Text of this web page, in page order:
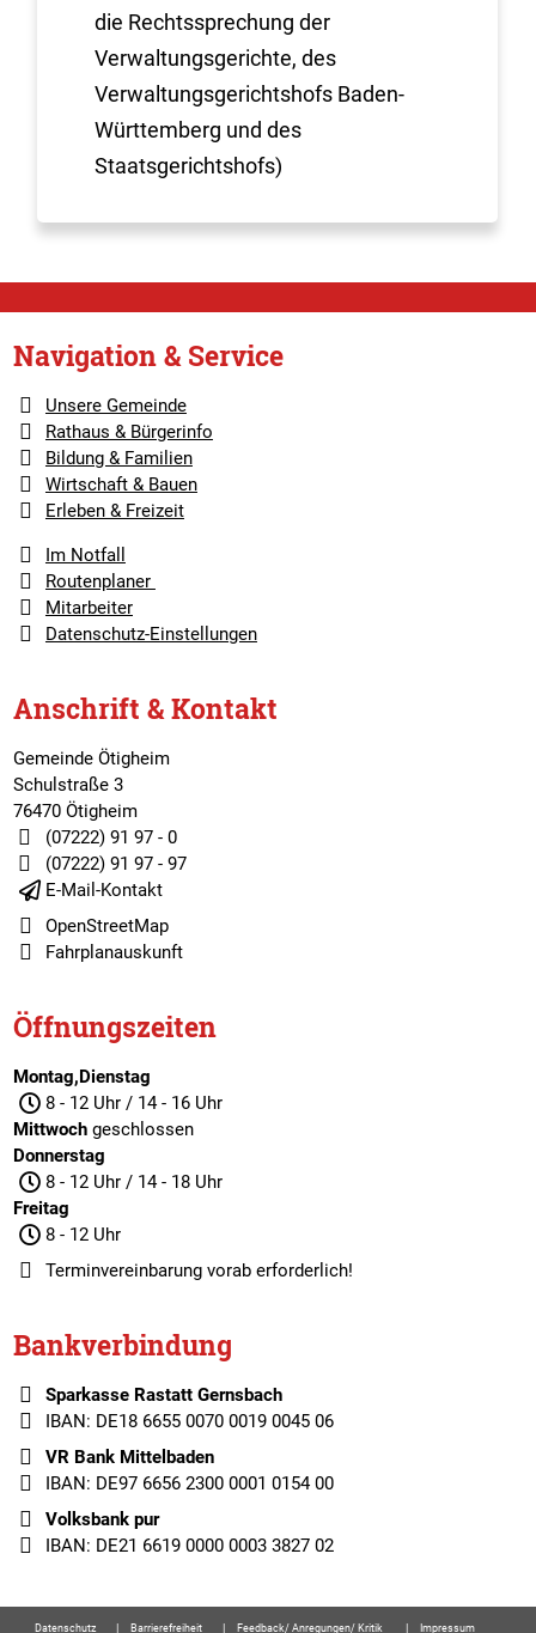
die Rechtssprechung der
Verwaltungsgerichte, des
Verwaltungsgerichtshofs Baden-
Württemberg und des
Staatsgerichtshofs)
Navigation & Service
Unsere Gemeinde
Rathaus & Bürgerinfo
Bildung & Familien
Wirtschaft & Bauen
Erleben & Freizeit
Im Notfall
Routenplaner
Mitarbeiter
Datenschutz-Einstellungen
Anschrift & Kontakt
Gemeinde Ötigheim
Schulstraße 3
76470 Ötigheim
(07222) 91 97 - 0
(07222) 91 97 - 97
E-Mail-Kontakt
OpenStreetMap
Fahrplanauskunft
Öffnungszeiten
Montag,Dienstag
8 - 12 Uhr / 14 - 16 Uhr
Mittwochgeschlossen
Donnerstag
8 - 12 Uhr / 14 - 18 Uhr
Freitag
8 - 12 Uhr
Terminvereinbarungvorab erforderlich!
Bankverbindung
Sparkasse Rastatt Gernsbach
IBAN: DE18 6655 0070 0019 0045 06
VR Bank Mittelbaden
IBAN: DE97 6656 2300 0001 0154 00
Volksbank pur
IBAN: DE21 6619 0000 0003 3827 02
Datenschutz Barrierefreiheit Feedback/ Anregungen/ Kritik Impressum